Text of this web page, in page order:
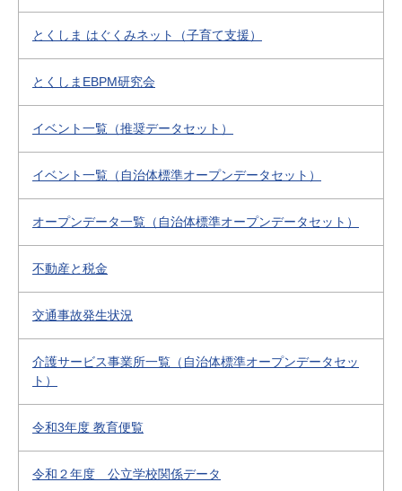
とくしま はぐくみネット（子育て支援）
とくしまEBPM研究会
イベント一覧（推奨データセット）
イベント一覧（自治体標準オープンデータセット）
オープンデータ一覧（自治体標準オープンデータセット）
不動産と税金
交通事故発生状況
介護サービス事業所一覧（自治体標準オープンデータセッ
ト）
令和3年度 教育便覧
令和２年度 公立学校関係データ